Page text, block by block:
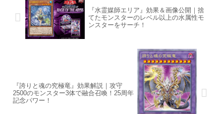
『水霊媒師エリア』効果＆画像公開｜捨
てたモンスターのレベル以上の水属性モ
ンスターをサーチ！
『誇りと魂の究極竜』効果解説｜攻守
2500のモンスター3体で融合召喚！25周年
記念パワー！